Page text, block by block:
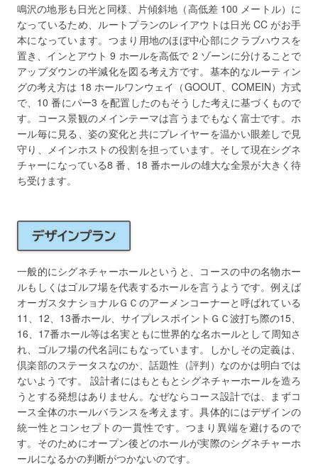
鳴沢の地形も日光と同様、片傾斜地（高低差 100 メートル）に
なっているため、ルートプランのレイアウトは日光 CC がお手
本になっています。つまり用地のほぼ中心部にクラブハウスを
置き、インとアウト 9 ホールを高低で 2 ゾーンに分けることで
アップダウンの半減化を図る考え方です。基本的なルーティン
グの考え方は 18 ホールワンウェイ（GOOUT、COMEIN）方式
で、10 番にパー3 を配置したのもそうした考えに基づくもので
す。コース景観のメインテーマは言うまでもなく富士です。ホ
ール毎に見る、姿の変化と共にプレイヤーを温かい眼差しで見
守り、メインホストの役割を担っています。そして現在シグネ
チャーになっている8 番、18 番ホールの雄大な全景が大きく待
ち受けます。
一般的にシグネチャーホールというと、コースの中の名物ホー
ルもしくはゴルフ場を代表するホールを言うようです。例えば
オーガスタナショナルＧＣのアーメンコーナーと呼ばれている
11、12、13番ホール、サイプレスポイントＧＣ波打ち際の15、
16、17番ホール等は名実ともに世界的な名ホールとして周知さ
れ、ゴルフ場の代名詞にもなっています。しかしその定義は、
倶楽部のステータスなのか、話題性（評判）なのかは明白では
ないようです。 設計者にはもともとシグネチャーホールを造ろ
うとする発想はありません。なぜならコース設計では、まずコ
ース全体のホールバランスを考えます。具体的にはデザインの
統一性とコンセプトの一貫性です。つまり異端を避けるので
す。そのためにオープン後どのホールが実際のシグネチャーホ
ールになるかの判断がつかないのです。